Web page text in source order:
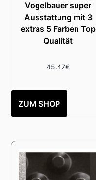
Vogelbauer super
Ausstattung mit 3
extras 5 Farben Top
Qualität
45.47€
ZUM SHOP